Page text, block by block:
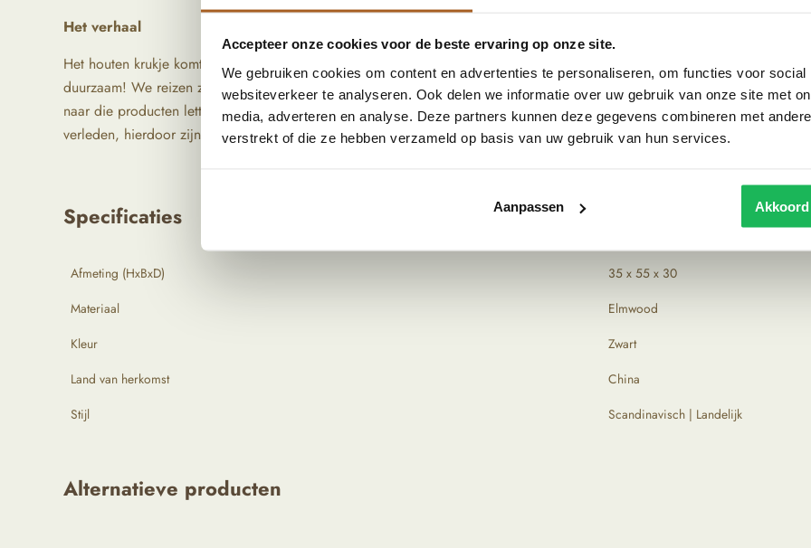
Accepteer onze cookies voor de beste ervaring op onze site.
We gebruiken cookies om content en advertenties te personaliseren, om functies voor
websiteverkeer te analyseren. Ook delen we informatie over uw gebruik van onze site met
media, adverteren en analyse. Deze partners kunnen deze gegevens combineren met
verstrekt of die ze hebben verzameld op basis van uw gebruik van hun services.
Aanpassen Akkoord
Het verhaal
Het houten krukje komt uit China. Deze is gemaakt van hergebruikt elmwood, hierdoor is hij ook nog eens
duurzaam! We reizen zelf langs bijzondere locaties om de mooiste items op te speuren. Tijdens het zoeken
naar die producten letten we vooral op kwaliteit en oorsprong. De producten komen rechtstreeks uit het
verleden, hierdoor zijn ze uniek en hebben ze een prachtig geleefd uiterlijk.
Specificaties
Afmeting (HxBxD)
35 x 55 x 30
Materiaal
Elmwood
Kleur
Zwart
Land van herkomst
China
Stijl
Scandinavisch | Landelijk
Alternatieve producten